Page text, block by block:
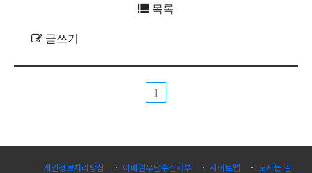
목록
글쓰기
1
개인정보처리방침 이메일무단수집거부 사이트맵 오시는 길